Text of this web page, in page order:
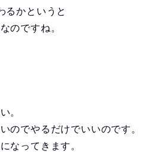
るかというと
のですね。
。
のでやるだけでいいのです。
なってきます。